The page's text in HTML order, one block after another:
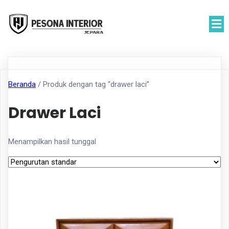
Beranda / Produk dengan tag “drawer laci”
Drawer Laci
Menampilkan hasil tunggal